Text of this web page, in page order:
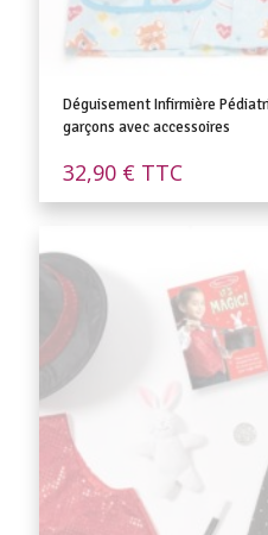
Déguisement Infirmière
garçons avec accessoires
32,90 € TTC